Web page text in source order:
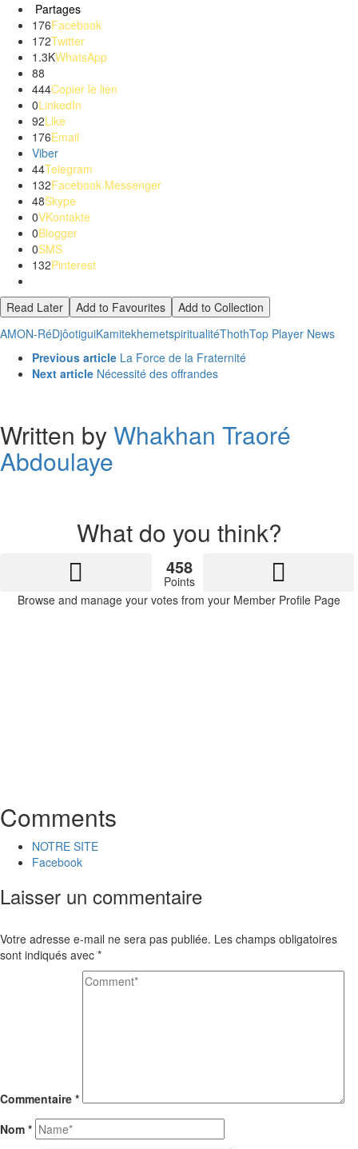
Partages
176Facebook
172Twitter
1.3KWhatsApp
88
444Copier le lien
0LinkedIn
92Like
176Email
Viber
44Telegram
132Facebook Messenger
48Skype
0VKontakte
0Blogger
0SMS
132Pinterest
Read Later Add to Favourites
Add to Collection
AMON-RéDjôotiguiKamitekhemetspiritualitéThothTop Player News
See
more
Previous article La Force de la Fraternité
Next article Nécessité des offrandes
Written byWhakhan Traoré
Abdoulaye
What do you think?
458
Points
Browse and manage your votes from your Member Profile Page
Comments
NOTRE SITE
Facebook
Laisser un commentaire
Votre adresse e-mail ne sera pas publiée. Les champs obligatoires
sont indiqués avec *
Commentaire *
Nom *